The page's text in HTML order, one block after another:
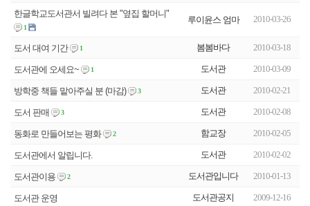
한글학교도서관서 빌려다 본 "옆집 할머니"
1
루이윤스 엄마 2010-03-26
도서 대여 기간 1 봄봄바다 2010-03-18
도서관에 오세요~ 1 도서관 2010-03-09
방학중 책들 맡아주실 분 (마감) 3 도서관 2010-02-21
도서 판매 3 도서관 2010-02-08
동화로 만들어보는 평화 2 함교장 2010-02-05
도서관에서 알립니다. 도서관 2010-02-02
도서관이용 2 도서관입니다 2010-01-13
도서관 운영 도서관공지 2009-12-16